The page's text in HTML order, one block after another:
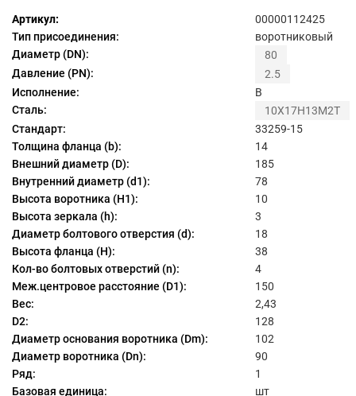
Артикул:
00000112425
Тип присоединения:
воротниковый
Диаметр (DN):
80
Давление (PN):
2.5
Исполнение:
B
Сталь:
10Х17Н13М2Т
Стандарт:
33259-15
Толщина фланца (b):
14
Внешний диаметр (D):
185
Внутренний диаметр (d1):
78
Высота воротника (H1):
10
Высота зеркала (h):
3
Диаметр болтового отверстия (d):
18
Высота фланца (H):
38
Кол-во болтовых отверстий (n):
4
Меж.центровое расстояние (D1):
150
Вес:
2,43
D2:
128
Диаметр основания воротника (Dm):
102
Диаметр воротника (Dn):
90
Ряд:
1
Базовая единица:
шт